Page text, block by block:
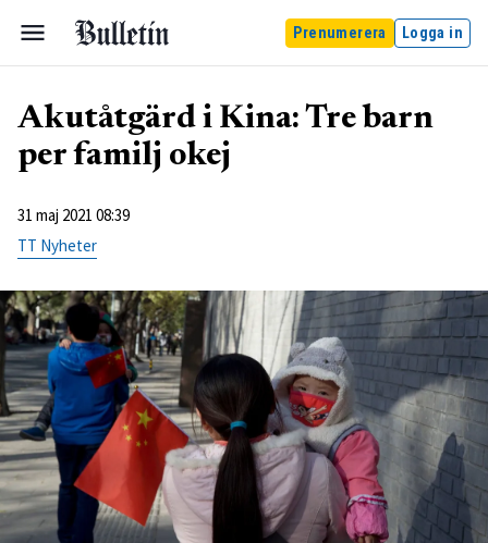
Prenumerera Logga in
Akutåtgärd i Kina: Tre barn
per familj okej
31 maj 2021 08:39
TT Nyheter